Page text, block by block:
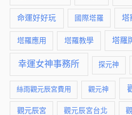
命運好好玩 國際塔羅 塔
塔羅應用 塔羅教學 塔羅
幸運女神事務所 探元神
絲雨觀元辰宮費用 觀元神
觀元辰宮 觀元辰宮台北